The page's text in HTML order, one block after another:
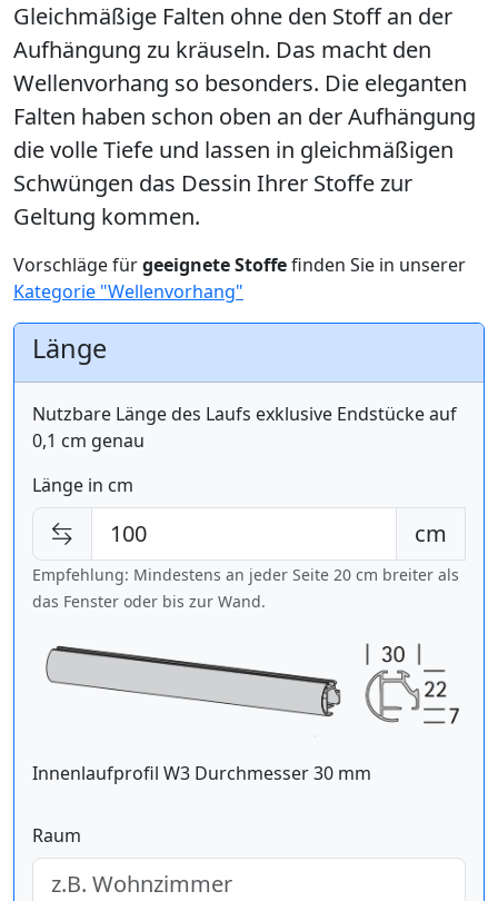
Gleichmäßige Falten ohne den Stoff an der
Aufhängung zu kräuseln. Das macht den
Wellenvorhang so besonders. Die eleganten
Falten haben schon oben an der Aufhängung
die volle Tiefe und lassen in gleichmäßigen
Schwüngen das Dessin Ihrer Stoffe zur
Geltung kommen.
Vorschläge fürgeeignete Stoffefinden Sie in unserer
Kategorie "Wellenvorhang"
Länge
Nutzbare Länge des Laufs exklusive Endstücke auf
0,1 cm genau
Länge in cm
cm
Empfehlung: Mindestens an jeder Seite 20 cm breiter als
das Fenster oder bis zur Wand.
Innenlaufprofil W3 Durchmesser 30 mm
Raum